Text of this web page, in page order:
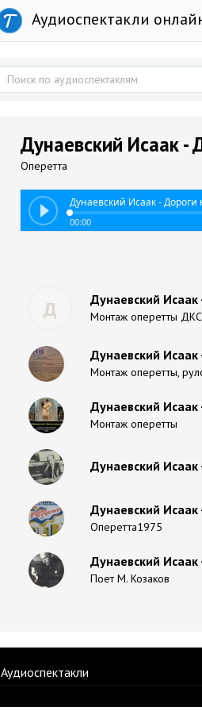
Аудиоспектакли
Дунаевский Исаак -
Оперетта
Дунаевский Исаак - Дороги
00:00
Д Дунаевский
Монтаж оперетты
Дунаевский Исаак
Монтаж оперетты,
Дунаевский Исаак
Монтаж оперетты
Дунаевский
Дунаевский
Оперетта1975
Дунаевский
Поет М. Козаков
Аудиоспектакли